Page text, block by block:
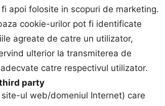
apoi folosite in scopuri de marketing.
cookie-urilor pot fi identificate
agreate de catre un utilizator,
ulterior la transmiterea de
catre respectivul utilizator.
party
site-ul web/domeniul Internet) care